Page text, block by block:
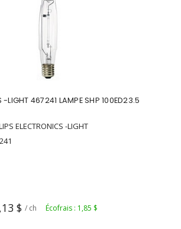
-LIGHT 467241 LAMPE SHP 100ED23.5
ELECTRONICS -LIGHT
$ / ch Écofrais : 1,85 $